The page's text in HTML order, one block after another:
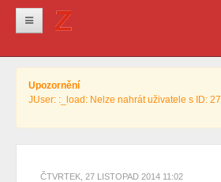
Krimi
Info z města
Pro ženy
Upozornění
JUser: :_load: Nelze nahrát uživatele s ID: 27
ČTVRTEK, 27 LISTOPAD 2014 11:02